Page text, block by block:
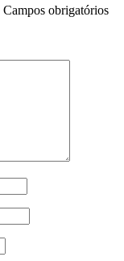
Campos obrigatórios